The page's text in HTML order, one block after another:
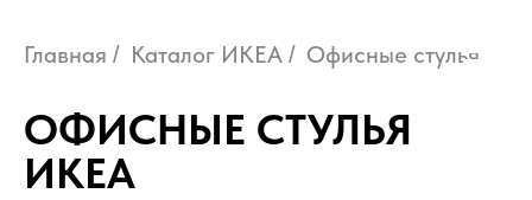
Главная / Каталог ИКЕА / Офисные стулья
ОФИСНЫЕ СТУЛЬЯ
ИКЕА